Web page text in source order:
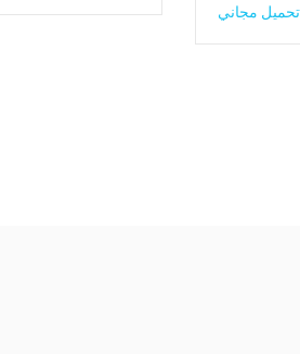
تحميل مجاني